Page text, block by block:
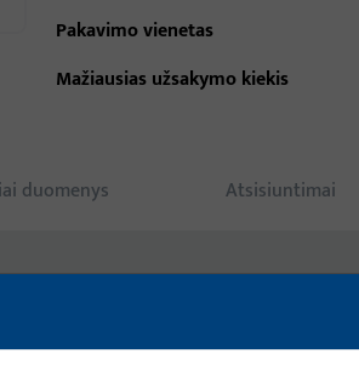
Pakavimo vienetas
Mažiausias užsakymo kiekis
duomenys Atsisiuntimai